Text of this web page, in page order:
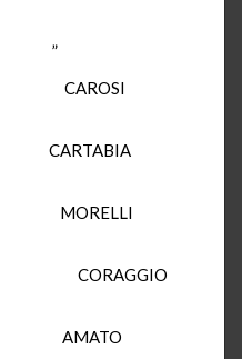
”
CAROSI
CARTABIA
MORELLI
CORAGGIO
AMATO